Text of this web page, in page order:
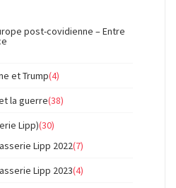
post-covidienne – Entre
et Trump(4)
la guerre(38)
Lipp)(30)
Lipp 2022(7)
Lipp 2023(4)